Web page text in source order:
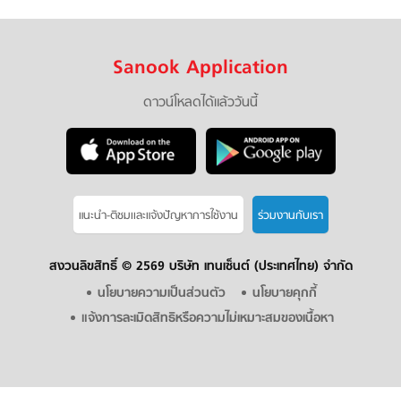
Sanook Application
ดาวน์โหลดได้แล้ววันนี้
แนะนำ-ติชมเเละแจ้งปัญหาการใช้งาน ร่วมงานกับเรา
สงวนลิขสิทธิ์ © 2569 บริษัท เทนเซ็นต์ (ประเทศไทย) จำกัด
นโยบายความเป็นส่วนตัว
นโยบายคุกกี้
แจ้งการละเมิดสิทธิหรือความไม่เหมาะสมของเนื้อหา